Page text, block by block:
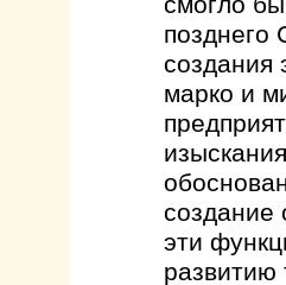
позднего
создания
марко и
создание
эти
развитию